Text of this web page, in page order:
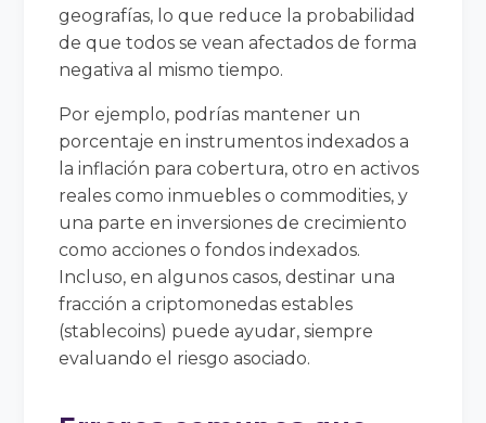
geografías, lo que reduce la probabilidad
de que todos se vean afectados de forma
negativa al mismo tiempo.
Por ejemplo, podrías mantener un
porcentaje en instrumentos indexados a
la inflación para cobertura, otro en activos
reales como inmuebles o commodities, y
una parte en inversiones de crecimiento
como acciones o fondos indexados.
Incluso, en algunos casos, destinar una
fracción a criptomonedas estables
(stablecoins) puede ayudar, siempre
evaluando el riesgo asociado.